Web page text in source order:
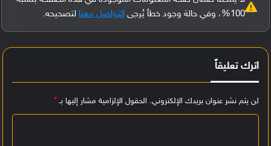
100%، وفي حالة وجود خطأ يُرجى
التواصل معنا لتصحيحه.
اترك تعليقاً
لن يتم نشر عنوان بريدك الإلكتروني. الحقول الإلزامية مشار إليها بـ*